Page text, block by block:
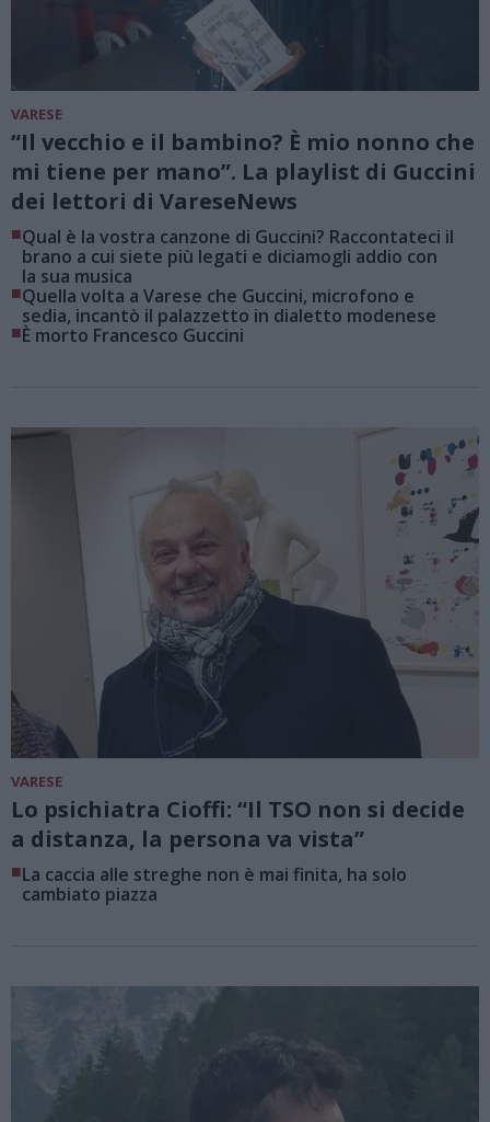
VARESE
“Il vecchio e il bambino? È mio nonno che
mi tiene per mano”. La playlist di Guccini
dei lettori di VareseNews
■Qual è la vostra canzone di Guccini? Raccontateci il
brano a cui siete più legati e diciamogli addio con
la sua musica
■Quella volta a Varese che Guccini, microfono e
sedia, incantò il palazzetto in dialetto modenese
■È morto Francesco Guccini
VARESE
Lo psichiatra Cioffi: “Il TSO non si decide
a distanza, la persona va vista”
■La caccia alle streghe non è mai finita, ha solo
cambiato piazza